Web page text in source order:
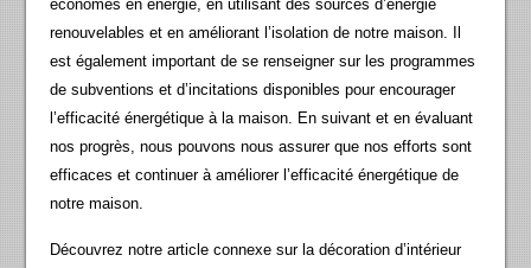
économes en énergie, en utilisant des sources d’énergie
renouvelables et en améliorant l’isolation de notre maison. Il
est également important de se renseigner sur les programmes
de subventions et d’incitations disponibles pour encourager
l’efficacité énergétique à la maison. En suivant et en évaluant
nos progrès, nous pouvons nous assurer que nos efforts sont
efficaces et continuer à améliorer l’efficacité énergétique de
notre maison.
Découvrez notre article connexe sur la décoration d’intérieur